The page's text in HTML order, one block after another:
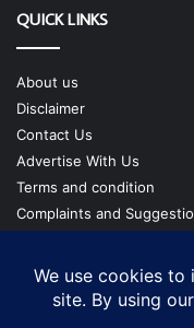
QUICK LINKS
About us
Disclaimer
Contact Us
Advertise With Us
Terms and condition
Complaints and
Our Team